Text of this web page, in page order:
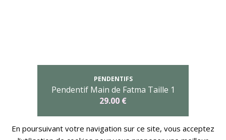
PENDENTIFS
Pendentif Main de Fatma Taille 1
29.00 €
En poursuivant votre navigation sur ce site, vous acceptez